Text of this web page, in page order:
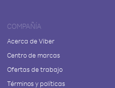
COMPAÑÍA
Acerca de Viber
Centro de marcas
Ofertas de trabajo
Términos y políticas